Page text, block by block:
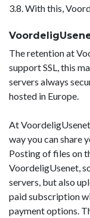
3.8. With this,
The retention at
support SSL, this
servers always
hosted in Europe.
At
way you can share
Posting of files on
VoordeligUsenet,
servers, but also
paid subscription
payment options.